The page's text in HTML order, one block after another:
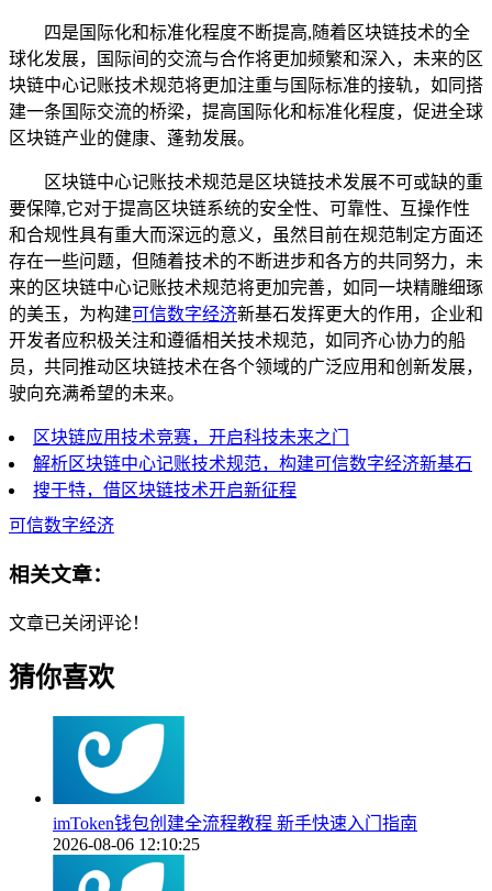
四是国际化和标准化程度不断提高,随着区块链技术的全
球化发展，国际间的交流与合作将更加频繁和深入，未来的区
块链中心记账技术规范将更加注重与国际标准的接轨，如同搭
建一条国际交流的桥梁，提高国际化和标准化程度，促进全球
区块链产业的健康、蓬勃发展。
区块链中心记账技术规范是区块链技术发展不可或缺的重
要保障,它对于提高区块链系统的安全性、可靠性、互操作性
和合规性具有重大而深远的意义，虽然目前在规范制定方面还
存在一些问题，但随着技术的不断进步和各方的共同努力，未
来的区块链中心记账技术规范将更加完善，如同一块精雕细琢
的美玉，为构建可信数字经济新基石发挥更大的作用，企业和
开发者应积极关注和遵循相关技术规范，如同齐心协力的船
员，共同推动区块链技术在各个领域的广泛应用和创新发展，
驶向充满希望的未来。
区块链应用技术竞赛，开启科技未来之门
解析区块链中心记账技术规范，构建可信数字经济新基石
搜于特，借区块链技术开启新征程
可信数字经济
相关文章：
文章已关闭评论！
猜你喜欢
imToken钱包创建全流程教程 新手快速入门指南
2026-08-06 12:10:25